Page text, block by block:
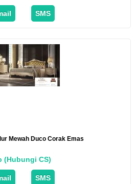
SMS
Mewah Duco Corak Emas
(Hubungi CS)
SMS